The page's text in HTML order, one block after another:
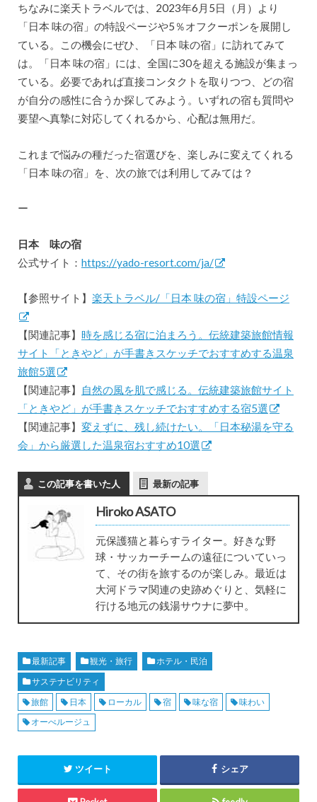
ちなみに楽天トラベルでは、2023年6月5日（月）より
「日本 味の宿」の特設ページや5％オフクーポンを展開し
ている。この機会にぜひ、「日本 味の宿」に訪れてみて
は。「日本 味の宿」には、全国に30を超える施設が集まっ
ている。必要であれば直接コンタクトを取りつつ、どの宿
が自分の感性に合うか探してみよう。いずれの宿も質問や
要望へ真摯に対応してくれるから、心配は無用だ。
これまで悩みの種だった宿選びを、楽しみに変えてくれる
「日本 味の宿」を、次の旅では利用してみては？
ー
日本 味の宿
公式サイト： https://yado-resort.com/ja/
【参照サイト】 楽天トラベル/「日本 味の宿」特設ページ
【関連記事】 時を感じる宿に泊まろう。伝統建築旅館情報
サイト「ときやど」が手書きスケッチでおすすめする温泉
旅館5選
【関連記事】
自然の風を肌で感じる。伝統建築旅館サイト
「ときやど」が手書きスケッチでおすすめする宿5選
【関連記事】 変えずに、残し続けたい。「日本秘湯を守る
会」から厳選した温泉宿おすすめ10選
この記事を書いた人 最新の記事
Hiroko ASATO
元保護猫と暮らすライター。好きな野
球・サッカーチームの遠征についていっ
て、その街を旅するのが楽しみ。最近は
大河ドラマ関連の史跡めぐりと、気軽に
行ける地元の銭湯サウナに夢中。
最新記事 観光・旅行
ホテル・民泊
サステナビリティ
旅館
日本 ローカル 宿 味な宿
味わい
オーべルージュ
ツイート シェア